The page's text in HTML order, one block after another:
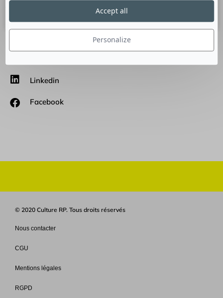
Linkedin
Facebook
© 2020 Culture RP. Tous droits réservés
Nous contacter
CGU
Mentions légales
RGPD
Personalize
Accept all